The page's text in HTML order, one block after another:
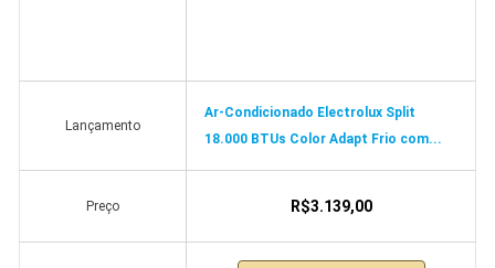
Lançamento
Ar-Condicionado Electrolux Split
18.000 BTUs Color Adapt Frio com...
Preço R$3.139,00